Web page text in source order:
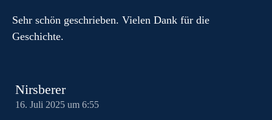
Sehr schön geschrieben. Vielen Dank für die
Geschichte.
Nirsberer
16. Juli 2025 um 6:55